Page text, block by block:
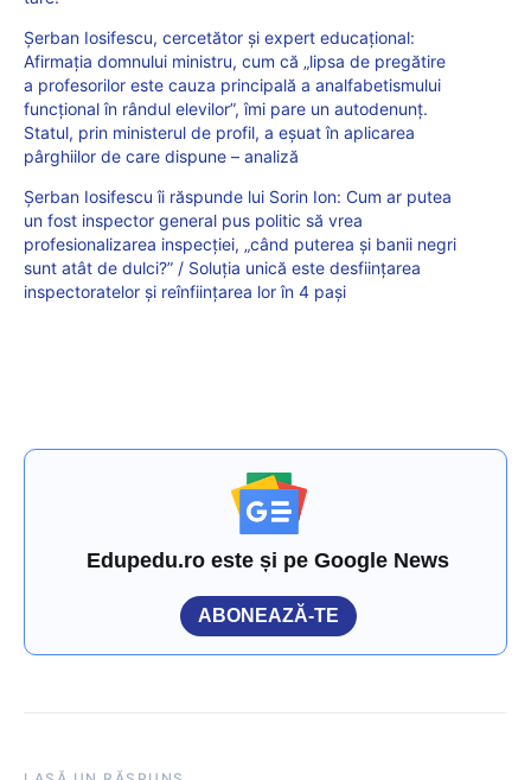
Șerban Iosifescu, cercetător și expert educațional:
Afirmația domnului ministru, cum că „lipsa de pregătire
a profesorilor este cauza principală a analfabetismului
funcțional în rândul elevilor”, îmi pare un autodenunț.
Statul, prin ministerul de profil, a eșuat în aplicarea
pârghiilor de care dispune – analiză
Șerban Iosifescu îi răspunde lui Sorin Ion: Cum ar putea
un fost inspector general pus politic să vrea
profesionalizarea inspecției, „când puterea și banii negri
sunt atât de dulci?” / Soluția unică este desființarea
inspectoratelor și reînființarea lor în 4 pași
Edupedu.ro este și pe Google News
ABONEAZĂ-TE